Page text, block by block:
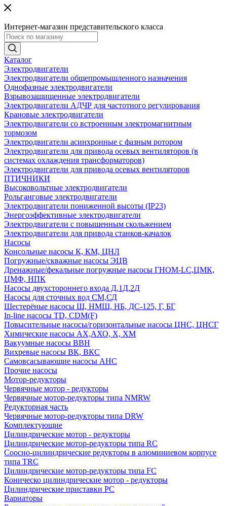
Интернет-магазин представительского класса
Каталог
Электродвигатели
Электродвигатели общепромышленного назначения
Однофазные электродвигатели
Взрывозащищенные электродвигатели
Электродвигатели АДЧР для частотного регулирования
Крановые электродвигатели
Электродвигатели со встроенным электромагнитным
тормозом
Электродвигатели асинхронные с фазным ротором
Электродвигатели для привода осевых вентиляторов (в
системах охлаждения трансформаторов)
Электродвигатели для привода осевых вентиляторов
ПТИЧНИКИ
Высоковольтные электродвигатели
Рольганговые электродвигатели
Электродвигатели пониженной высоты (IP23)
Энергоэффективные электродвигатели
Электродвигатели с повышенным скольжением
Электродвигатели для привода станков-качалок
Насосы
Консольные насосы К, КМ, ЦНЛ
Погружные/скважные насосы ЭЦВ
Дренажные/фекальные погружные насосы ГНОМ-LC,ЦМК,
ЦМФ, НПК
Насосы двухстороннего входа Д,1Д,2Д
Насосы для сточных вод СМ,СД
Шестерёные насосы Ш, НМШ, НБ, ДС-125, Г, БГ
In-line насосы TD, CDM(F)
Повысительные насосы/горизонтальные насосы ЦНС, ЦНСГ
Химические насосы АХ,АХО, Х, ХМ
Вакуумные насосы ВВН
Вихревые насосы ВК, ВКС
Самовсасывающие насосы АНС
Прочие насосы
Мотор-редукторы
Червячные мотор - редукторы
Червячные мотор-редукторы типа NMRW
Редукторная часть
Червячные мотор-редукторы типа DRW
Комплектующие
Цилиндрические мотор - редукторы
Цилиндрические мотор-редукторы типа RC
Соосно-цилиндрические редукторы в алюминиевом корпусе
типа TRC
Цилиндрические мотор-редукторы типа FC
Коническо цилиндрические мотор - редукторы
Цилиндрические приставки PC
Вариаторы